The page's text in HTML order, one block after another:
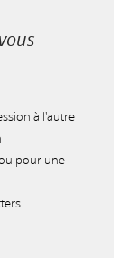
à l'autre
pour une